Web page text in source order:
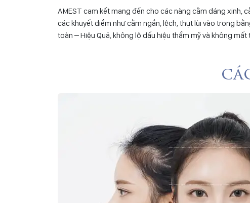
AMEST cam kết mang đến cho các nàng cằm dáng xinh,
các khuyết điểm như cằm ngắn, lệch, thụt lùi vào trong
toàn – Hiệu Quả, không lộ dấu hiệu thẩm mỹ và không